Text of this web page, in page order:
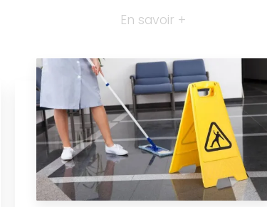
En savoir +